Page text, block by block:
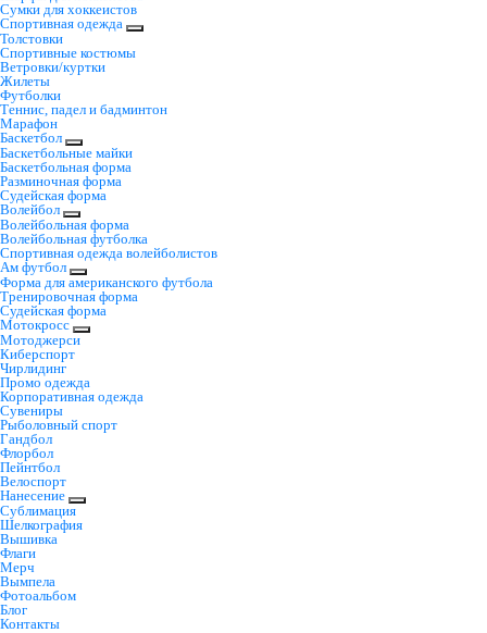
Сумки для хоккеистов
Спортивная одежда
Толстовки
Спортивные костюмы
Ветровки/куртки
Жилеты
Футболки
Теннис, падел и бадминтон
Марафон
Баскетбол
Баскетбольные майки
Баскетбольная форма
Разминочная форма
Судейская форма
Волейбол
Волейбольная форма
Волейбольная футболка
Спортивная одежда волейболистов
Ам футбол
Форма для американского футбола
Тренировочная форма
Судейская форма
Мотокросс
Мотоджерси
Киберспорт
Чирлидинг
Промо одежда
Корпоративная одежда
Сувениры
Рыболовный спорт
Гандбол
Флорбол
Пейнтбол
Велоспорт
Нанесение
Сублимация
Шелкография
Вышивка
Флаги
Мерч
Вымпела
Фотоальбом
Блог
Контакты